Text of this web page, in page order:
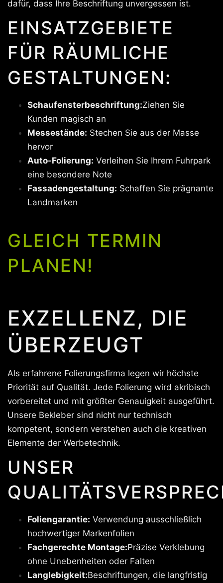
dafür, dass Ihre Beschriftung unvergessen ist.
EINSATZGEBIETE
FÜR RÄUMLICHE
GESTALTUNGEN:
Schaufensterbeschriftung:Ziehen Sie
Kunden magisch an
Messestände: Stechen Sie aus der Masse
hervor
Auto-Folierung: Verleihen Sie Ihrem Fuhrpark
eine besondere Note
Fassadengestaltung: Schaffen Sie prägnante
Landmarken
GLEICH TERMIN
PLANEN!
EXZELLENZ, DIE
ÜBERZEUGT
Als erfahrene Folierungsfirma legen wir höchste
Priorität auf Qualität. Jede Folierung wird akribisch
vorbereitet und mit größter Genauigkeit ausgeführt.
Unsere Bekleber sind nicht nur technisch
kompetent, sondern verstehen auch die kreativen
Elemente der Werbetechnik.
UNSER
Foliengarantie: Verwendung ausschließlich
hochwertiger Markenfolien
Fachgerechte Montage:Präzise Verklebung
ohne Unebenheiten oder Falten
Langlebigkeit:Beschriftungen, die langfristig